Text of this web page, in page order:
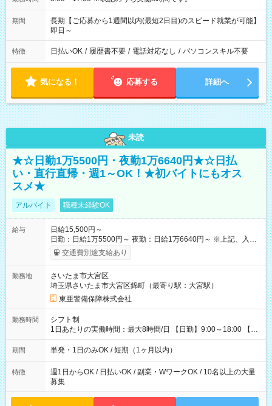
期間
長期【ご応募から1週間以内(最短2日目)のスピード就業が可能】
即日～
特徴 日払いOK / 履歴書不要 / 電話対応なし / パソコンスキル不要
気になる！ 応募する 詳細へ
未読
★☆日勤1万5500円・夜勤1万6640円★☆日払
い・直行直帰・週1～OK！★初バイトにもオス
スメ★
アルバイト 職種未経験OK
給与
日給15,500円～
日勤：日給1万5500円～ 夜勤：日給1万6640円～ ※上記、入社
祝手当4000円含む(25勤務まで) ┗新任研修の終了から100日以内
┗規定あり ／ 経験や年齢を問わず、 頑張った方全員に支給され
日給は全額支給！ ■月22日以上勤務すると… 日給1000円UP！ ■
日払い・週払い・前払いOK！ 給与即時払いサービス『クリア
(CRIA)』で 最短当日にコンビニATMから 現金で給与を受け取れ
ます♪ ※稼働分・規定あり ■法定研修(7h×3日間)中も 手当をしっ
かり【3万円】支給！ ┗研修手当の一部(9，000円)は手渡しで支
給 ┗昼食代も別途支給(500円×3日間） ┗研修期間中も交通費全
交通費別途支給あり
勤務地
さいたま市大宮区
埼玉県さいたま市大宮区錦町（最寄り駅：大宮駅）
東亜警備保障株式会社
勤務時間
シフト制
1日あたりの実働時間：最大8時間/日 【日勤】9:00～18:00 【夜
勤】20:00～翌5:00 ・【日勤のみ】【夜勤のみ】もOK♪ ・自分
の都合に合わせて稼げます◎ ・シフトの申告は電話・メールで
ライベートの予定に 合わせて好きな時など、自由に働けます
期間 単発・1日のみOK / 短期（1ヶ月以内）
特徴
週1日からOK / 日払いOK / 副業・WワークOK / 10名以上の大量
募集